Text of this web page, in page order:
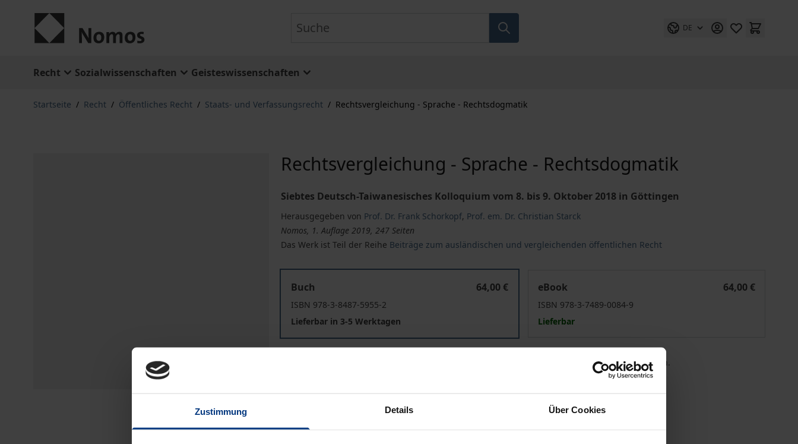
Zustimmung Details Über Cookies
DE
Recht Sozialwissenschaften Geisteswissenschaften
Startseite / Recht / Öffentliches Recht / Staats- und Verfassungsrecht / Rechtsvergleichung - Sprache - Rechtsdogmatik
Rechtsvergleichung - Sprache - Rechtsdogmatik
Siebtes Deutsch-Taiwanesisches Kolloquium vom 8. bis 9. Oktober 2018 in Göttingen
Herausgegeben von Prof. Dr. Frank Schorkopf, Prof. em. Dr. Christian Starck
Nomos, 1. Auflage 2019, 247 Seiten
Das Werk ist Teil der Reihe Beiträge zum ausländischen und vergleichenden öffentlichen Recht
Buch
64,00 €
ISBN 978-3-8487-5955-2
Lieferbar in 3-5 Werktagen
eBook
64,00 €
ISBN 978-3-7489-0084-9
Lieferbar
Preisangaben inkl. MwSt. Abhängig von der Lieferadresse kann die MwSt. an der Kasse variieren.
Hinweise zu Versandkosten